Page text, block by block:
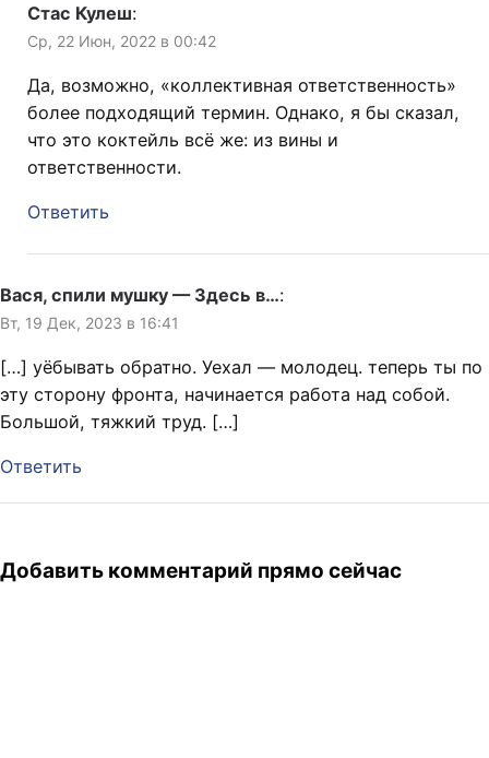
Стас Кулеш:
Ср, 22 Июн, 2022 в 00:42
Да, возможно, «коллективная ответственность»
более подходящий термин. Однако, я бы сказал,
что это коктейль всё же: из вины и
ответственности.
Ответить
Вася, спили мушку — Здесь в…:
Вт, 19 Дек, 2023 в 16:41
[…] уёбывать обратно. Уехал — молодец. теперь ты по
эту сторону фронта, начинается работа над собой.
Большой, тяжкий труд. […]
Ответить
Добавить комментарий прямо сейчас